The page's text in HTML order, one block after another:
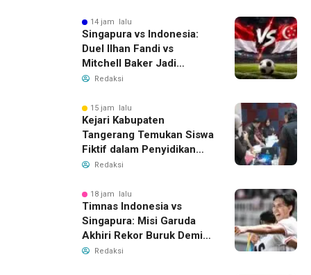
14 jam lalu
Singapura vs Indonesia:
Duel Ilhan Fandi vs
Mitchell Baker Jadi
Sorotan di Piala AFF 2026
Redaksi
15 jam lalu
Kejari Kabupaten
Tangerang Temukan Siswa
Fiktif dalam Penyidikan
Dana BOP PKBM
Redaksi
18 jam lalu
Timnas Indonesia vs
Singapura: Misi Garuda
Akhiri Rekor Buruk Demi
Tiket Semifinal Piala AFF
Redaksi